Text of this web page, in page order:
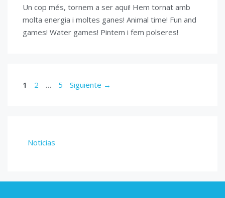
Un cop més, tornem a ser aqui! Hem tornat amb
molta energia i moltes ganes! Animal time! Fun and
games! Water games! Pintem i fem polseres!
Página
1 Página
2 … Página
5 Siguiente →
Noticias